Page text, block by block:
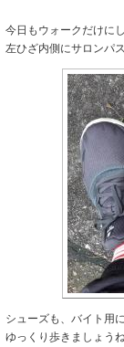
今日もウォークだけにし
左ひざ内側にサロンパ
シューズも、バイト用
ゆっくり歩きましょうね